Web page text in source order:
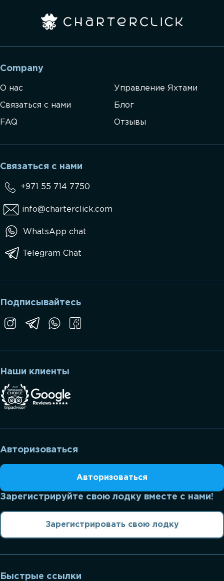
Company
О нас Управление Яхтами
Связаться с нами Блог
FAQ Отзывы
Связаться с нами
+971 55 714 7750
info@charterclick.com
WhatsApp chat
Telegram Chat
Наши клиенты
Подписывайтесь
Авторизоваться
Авторизоваться
Зарегистрируйте свою лодку вместе с нами!
Зарегистрировать свою лодку
Быстрые ссылки